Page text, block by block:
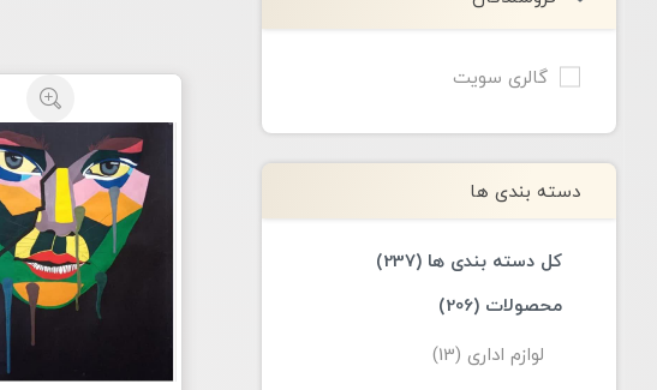
گالری سویت
دسته بندی ها
کل دسته بندی ها (237)
محصولات (206)
لوازم اداری (13)